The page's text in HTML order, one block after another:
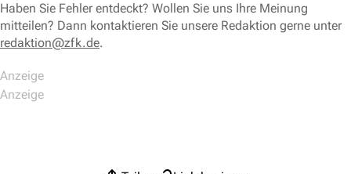
Haben Sie Fehler entdeckt? Wollen Sie uns Ihre Meinung
mitteilen? Dann kontaktieren Sie unsere Redaktion gerne unter
redaktion@zfk.de.